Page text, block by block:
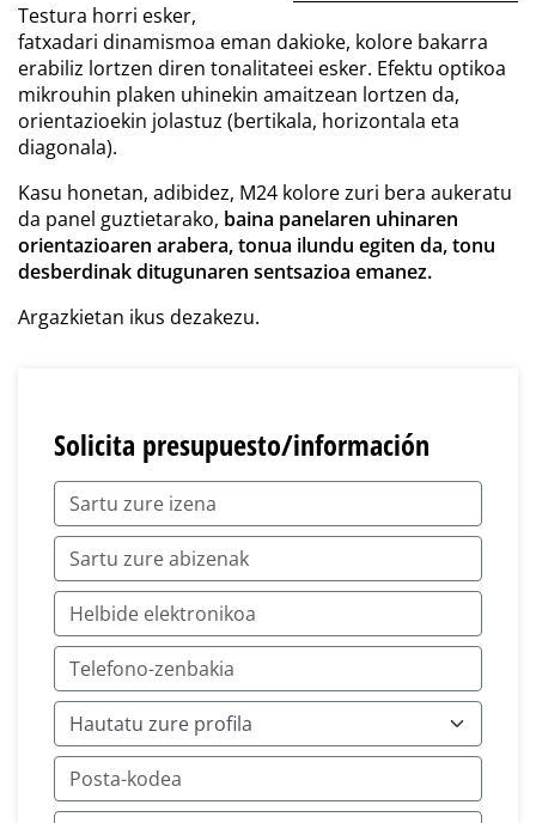
Testura horri esker,
fatxadari dinamismoa eman dakioke, kolore bakarra
erabiliz lortzen diren tonalitateei esker. Efektu optikoa
mikrouhin plaken uhinekin amaitzean lortzen da,
orientazioekin jolastuz (bertikala, horizontala eta
diagonala).
Kasu honetan, adibidez, M24 kolore zuri bera aukeratu
da panel guztietarako, baina panelaren uhinaren
orientazioaren arabera, tonua ilundu egiten da, tonu
desberdinak ditugunaren sentsazioa emanez.
Argazkietan ikus dezakezu.
Solicita presupuesto/información